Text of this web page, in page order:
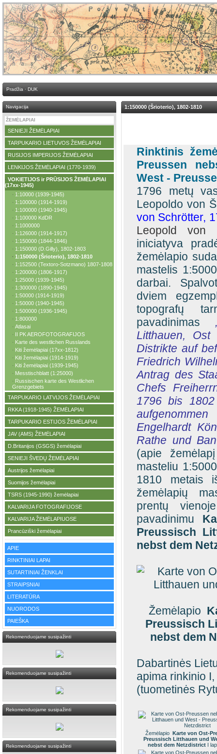
Pradžia · DUK
Navigacija
ŽEMĖLAPIAI
· SENIEJI ŽEMĖLAPIAI
· TARPUKARIO LIETUVOS ŽEMĖLAPIAI
· RUSIJOS IMPERIJOS ŽEMĖLAPIAI
· LENKIJOS ŽEMĖLAPIAI (1770-1939)
· VOKIETIJOS ir PRŪSIJOS ŽEMĖLAPIAI
(17xx-1945)
· 1:10000 (1939-1945)
· 1:100000 (1914-1919)
· 1:100000 (1940-1945)
· 1:100000 KdDR
· 1:1000000
· 1:126000 (1914-1917)
· 1:150000 (1844-1846)
· 1:150000 (D.Gilly), 1802-1803
· 1:150000 (Šrioterio), 1802-1810
· 1:152500 (Textoro-Sotzmano) 1807-1808
· 1:200000 (1806-1917)
· 1:25000 (1939-1945)
· 1:300000 (1890-1945)
· 1:50000 (1914-1919)
· 1:50000 (1940-1945)
· 1:500000 (1936-1945)
· 1:800000
· Atlasai
· II PK AEROFOTOGRAFIJOS
· Karte des westlichen Russlands
· Kiti žemėlapiai (17xx-1812)
· Kiti žemėlapiai (1914-1919)
· Kiti žemėlapiai (1939-1945)
· Messtischblatt (1:25000)
· Russischen karte des Westlichen
Grenzgebiets
· TARPUKARIO LATVIJOS ŽEMĖLAPIAI
· RKKA (1918-1945) ŽEMĖLAPIAI
· TARPUKARIO ESTIJOS ŽEMĖLAPIAI
· JAV (AMS) ŽEMĖLAPIAI
· D.Britanijos (GSGS) žemėlapiai
· SENIEJI ŠVEDŲ ŽEMĖLAPIAI
· Austrijos žemėlapiai
· Suomijos žemėlapiai
· TSRS (1945-1990) žemėlapiai
· KALVARIJA FOTOGRAFIJOSE
· KALVARIJA ŽEMĖLAPIUOSE
· Prancūziški žemėlapiai
APIE
RINKTINIAI LAPAI
SUTARTINIAI ŽENKLAI
STRAIPSNIAI
LITERATŪRA
NUORODOS
PAIEŠKA
Rekomenduojame susipažinti
Rekomenduojame susipažinti
Rekomenduojame susipažinti
Rekomenduojame susipažinti
1:150000 (Šrioterio), 1802-1810
Rinktinis
Preussen
West -
1796 metų
Leopoldo von
von Schrötter,
Leopold
iniciatyva
žemėlapio
mastelis
darbai.
dviem
topografų
pavadinimas
Litthauen,
Distrikte auf
Friedrich
Antrag des
Chefs
1796 bis
Engelhardt
Rathe und
(apie
masteliu
1810 metais
žemėlapių
prentų
pavadinimu
Preussisch
nebst dem
Žemėlapio
Preussisch
nebst dem
Dabartinės
apima rinkinio
(tuometinės
Žemėlapio Karte von Ost-
Preussisch Litthauen und
nebst dem NetzdistrictI